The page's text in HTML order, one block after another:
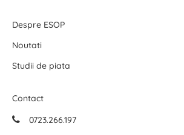
Despre ESOP
Noutati
Studii de piata
Contact
0723.266.197